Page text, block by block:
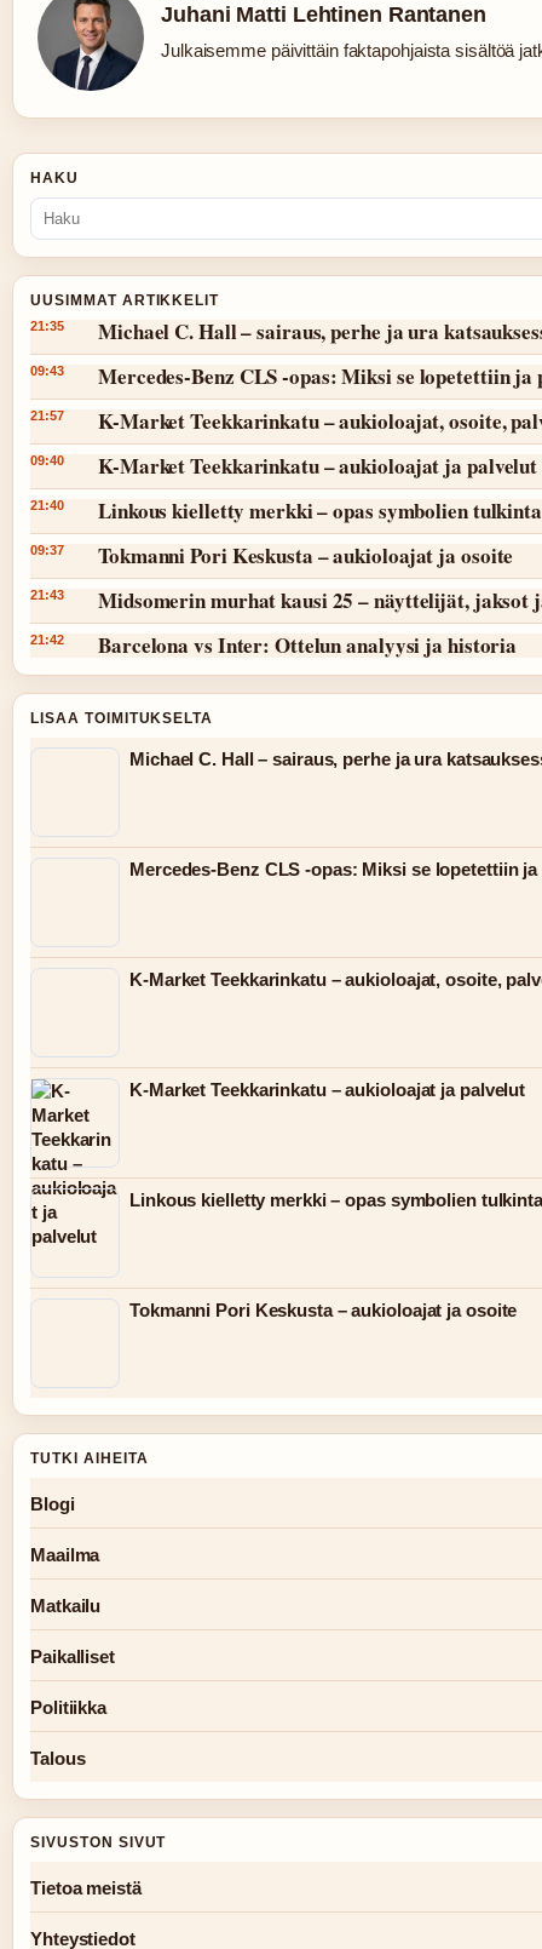
Juhani Matti Lehtinen Rantanen
Julkaisemme päivittäin faktapohjaista sisältöä
HAKU
UUSIMMAT ARTIKKELIT
21:35 Michael C. Hall – sairaus, perhe ja ura
09:43 Mercedes-Benz CLS -opas: Miksi se lopetettiin
21:57 K-Market Teekkarinkatu – aukioloajat, osoite,
09:40 K-Market Teekkarinkatu – aukioloajat ja palvelut
21:40 Linkous kielletty merkki – opas symbolien
09:37 Tokmanni Pori Keskusta – aukioloajat ja osoite
21:43 Midsomerin murhat kausi 25 – näyttelijät, jaksot
21:42 Barcelona vs Inter: Ottelun analyysi ja historia
LISAA TOIMITUKSELTA
Michael C. Hall – sairaus, perhe ja ura
Mercedes-Benz CLS -opas: Miksi se lopetettiin
K-Market Teekkarinkatu – aukioloajat, osoite,
K-Market Teekkarinkatu – aukioloajat ja palvelut
Linkous kielletty merkki – opas symbolien
Tokmanni Pori Keskusta – aukioloajat ja osoite
TUTKI AIHEITA
Blogi
Maailma
Matkailu
Paikalliset
Politiikka
Talous
SIVUSTON SIVUT
Tietoa meistä
Yhteystiedot